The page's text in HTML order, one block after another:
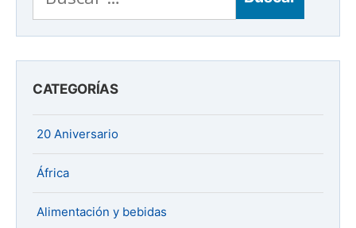
CATEGORÍAS
20 Aniversario
África
Alimentación y bebidas